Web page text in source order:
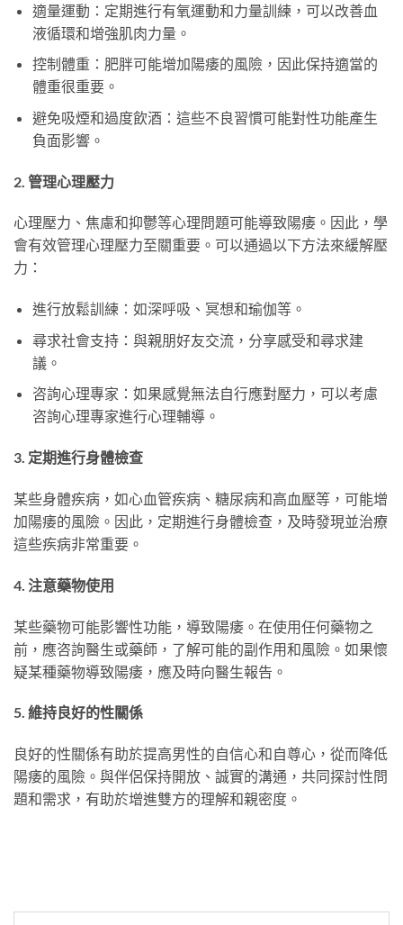
適量運動：定期進行有氧運動和力量訓練，可以改善血
液循環和增強肌肉力量。
控制體重：肥胖可能增加陽痿的風險，因此保持適當的
體重很重要。
避免吸煙和過度飲酒：這些不良習慣可能對性功能產生
負面影響。
2. 管理心理壓力
心理壓力、焦慮和抑鬱等心理問題可能導致陽痿。因此，學
會有效管理心理壓力至關重要。可以通過以下方法來緩解壓
力：
進行放鬆訓練：如深呼吸、冥想和瑜伽等。
尋求社會支持：與親朋好友交流，分享感受和尋求建
議。
咨詢心理專家：如果感覺無法自行應對壓力，可以考慮
咨詢心理專家進行心理輔導。
3. 定期進行身體檢查
某些身體疾病，如心血管疾病、糖尿病和高血壓等，可能增
加陽痿的風險。因此，定期進行身體檢查，及時發現並治療
這些疾病非常重要。
4. 注意藥物使用
某些藥物可能影響性功能，導致陽痿。在使用任何藥物之
前，應咨詢醫生或藥師，了解可能的副作用和風險。如果懷
疑某種藥物導致陽痿，應及時向醫生報告。
5. 維持良好的性關係
良好的性關係有助於提高男性的自信心和自尊心，從而降低
陽痿的風險。與伴侶保持開放、誠實的溝通，共同探討性問
題和需求，有助於增進雙方的理解和親密度。